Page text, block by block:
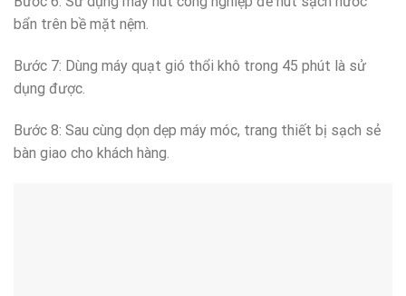
bẩn trên bề mặt nệm.
Bước 7: Dùng máy quạt gió thổi khô trong 45 phút là sử
dụng được.
Bước 8: Sau cùng dọn dẹp máy móc, trang thiết bị sạch sẻ
bàn giao cho khách hàng.